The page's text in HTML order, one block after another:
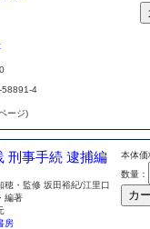
58891-4
ージ)
刑事手続 逮捕編
穂・監修 坂田裕紀/江里口
編著
房
本体
数量：
カ